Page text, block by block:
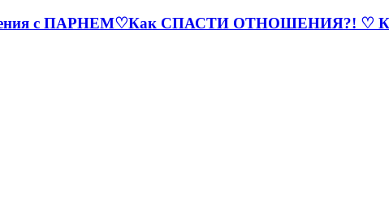
с ПАРНЕМ♡Как СПАСТИ ОТНОШЕНИЯ?!